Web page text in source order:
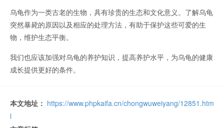
乌龟作为一类古老的生物，具有珍贵的生态和文化意义。了解乌龟
突然暴毙的原因以及相应的处理方法，有助于保护这些可爱的生
物，维护生态平衡。
我们也应该加强对乌龟的养护知识，提高养护水平，为乌龟的健康
成长提供更好的条件。
本文地址： https://www.phpkaifa.cn/chongwuweiyang/12851.htm
l